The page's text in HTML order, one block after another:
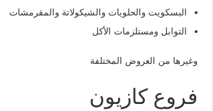
البسكويت والحلويات والشيكولاتة والمقرمشات
التوابل ومستلزمات الأكل
وغيرها من العروض المختلفة
فروع كازيون